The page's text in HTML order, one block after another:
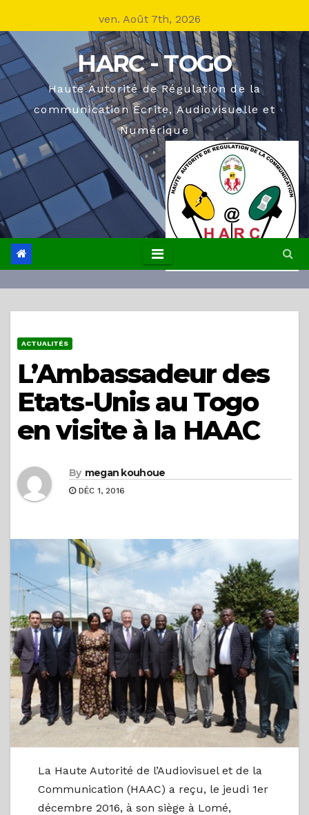
to
content
ven. Août 7th, 2026
HARC - TOGO
Haute Autorité de Régulation de la
communication Ecrite, Audiovisuelle et
Numérique
ACTUALITÉS
L’Ambassadeur des
Etats-Unis au Togo
en visite à la HAAC
By megan kouhoue
DÉC 1, 2016
La Haute Autorité de l’Audiovisuel et de la
Communication (HAAC) a reçu, le jeudi 1er
décembre 2016, à son siège à Lomé,